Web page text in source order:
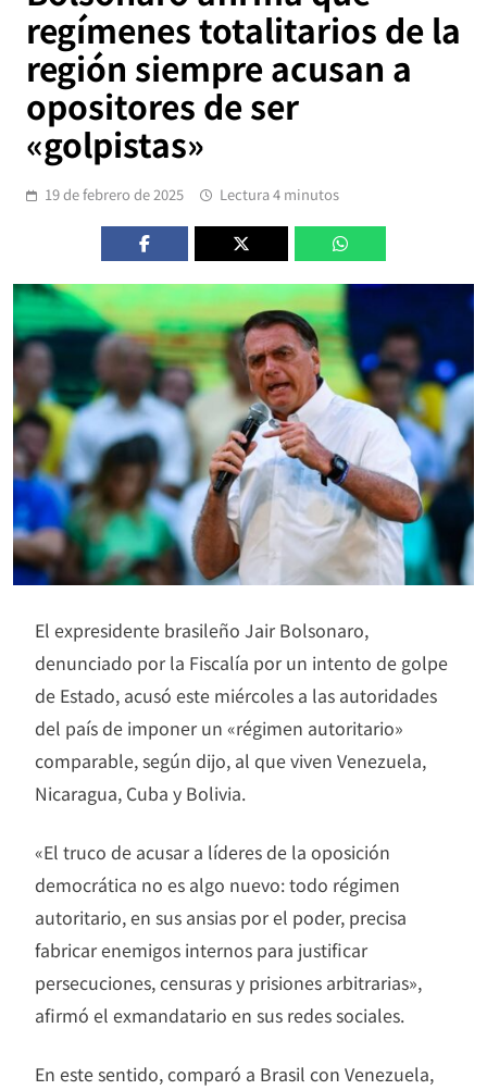
regímenes totalitarios de la
región siempre acusan a
opositores de ser
«golpistas»
19 de febrero de 2025 Lectura 4 minutos
El expresidente brasileño Jair Bolsonaro,
denunciado por la Fiscalía por un intento de golpe
de Estado, acusó este miércoles a las autoridades
del país de imponer un «régimen autoritario»
comparable, según dijo, al que viven Venezuela,
Nicaragua, Cuba y Bolivia.
«El truco de acusar a líderes de la oposición
democrática no es algo nuevo: todo régimen
autoritario, en sus ansias por el poder, precisa
fabricar enemigos internos para justificar
persecuciones, censuras y prisiones arbitrarias»,
afirmó el exmandatario en sus redes sociales.
En este sentido, comparó a Brasil con Venezuela,